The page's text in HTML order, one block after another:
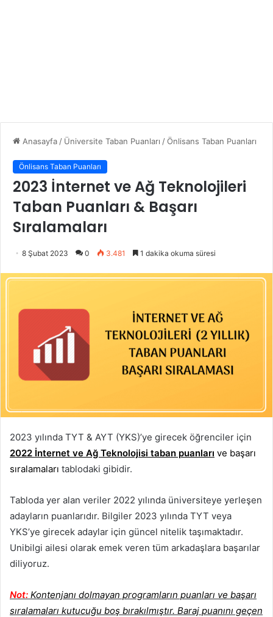
Anasayfa / Üniversite Taban Puanları /Önlisans Taban Puanları
Önlisans Taban Puanları
2023 İnternet ve Ağ Teknolojileri
Taban Puanları & Başarı
Sıralamaları
8 Şubat 2023 0 3.481 1 dakika okuma süresi
2023 yılında TYT & AYT (YKS)’ye girecek öğrenciler için
2022 İnternet ve Ağ Teknolojisi taban puanları ve başarı
sıralamaları tablodaki gibidir.
Tabloda yer alan veriler 2022 yılında üniversiteye yerleşen
adayların puanlarıdır. Bilgiler 2023 yılında TYT veya
YKS’ye girecek adaylar için güncel nitelik taşımaktadır.
Unibilgi ailesi olarak emek veren tüm arkadaşlara başarılar
diliyoruz.
Not: Kontenjanı dolmayan programların puanları ve başarı
sıralamaları kutucuğu boş bırakılmıştır. Baraj puanını geçen